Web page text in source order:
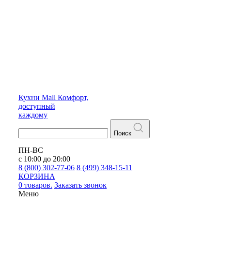
Кухни Mall Комфорт,
доступный
каждому
Поиск
ПН-ВС
с 10:00 до 20:00
8 (800) 302-77-06 8 (499) 348-15-11
КОРЗИНА
0 товаров. Заказать звонок
Меню